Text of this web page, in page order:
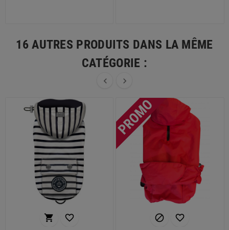
16 AUTRES PRODUITS DANS LA MÊME
CATÉGORIE :
 
   